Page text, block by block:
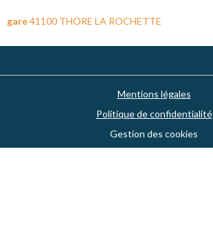
gare41100 THORE LA ROCHETTE
Mentions légales
Politique de confidentialité
Gestion des cookies